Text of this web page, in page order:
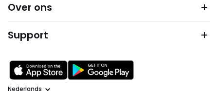
Over ons
Support